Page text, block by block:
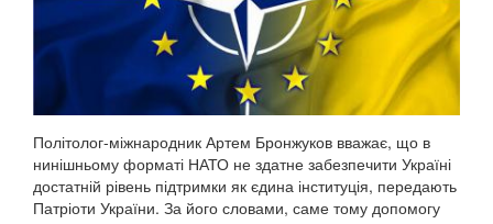
Політолог-міжнародник Артем Бронжуков вважає, що в
нинішньому форматі НАТО не здатне забезпечити Україні
достатній рівень підтримки як єдина інституція, передають
Патріоти України. За його словами, саме тому допомогу